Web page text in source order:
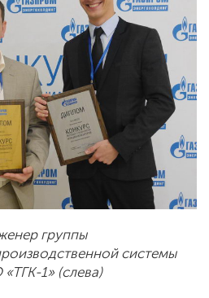
группы
системы
1» (слева)